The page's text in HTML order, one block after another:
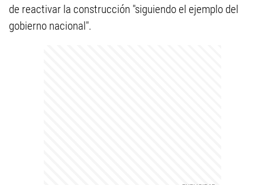
de reactivar la construcción "siguiendo el ejemplo del
gobierno nacional".